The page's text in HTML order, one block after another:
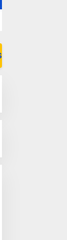
KUPA-